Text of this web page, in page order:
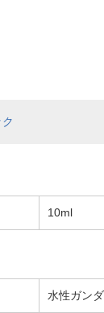
10ml
水性ガン